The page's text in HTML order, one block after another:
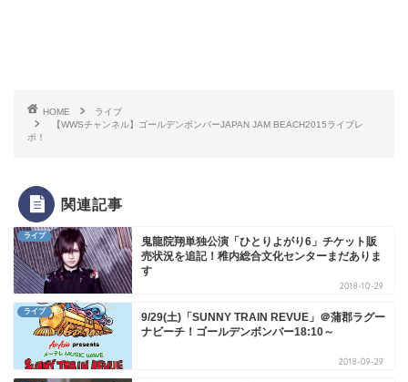
HOME
ライブ
【WWSチャンネル】ゴールデンボンバーJAPAN JAM BEACH2015ライブレ
ポ！
関連記事
ライブ
鬼龍院翔単独公演「ひとりよがり6」チケット販
売状況を追記！稚内総合文化センターまだありま
す
2018-10-29
ライブ
9/29(土)「SUNNY TRAIN REVUE」＠蒲郡ラグー
ナビーチ！ゴールデンボンバー18:10～
2018-09-29